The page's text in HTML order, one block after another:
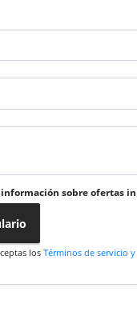
sobre ofertas
losTérminos de servicio